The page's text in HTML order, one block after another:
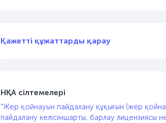
Қажетті құжаттарды қарау
НҚА сілтемелері
"Жер қойнауын пайдалану құқығын (жер
пайдалану келісімшарты, барлау лицензиясы